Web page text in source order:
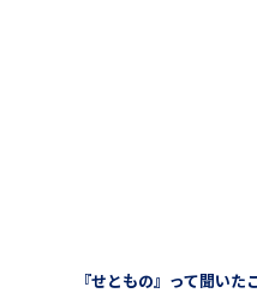
『せともの』って聞いた